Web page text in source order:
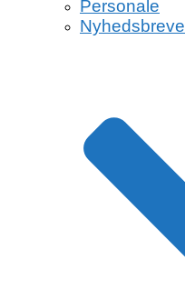
Personale
Nyhedsbreve